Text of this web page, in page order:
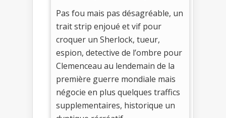
Pas fou mais pas désagréable, un
trait strip enjoué et vif pour
croquer un Sherlock, tueur,
espion, detective de l’ombre pour
Clemenceau au lendemain de la
première guerre mondiale mais
négocie en plus quelques traffics
supplementaires, historique un